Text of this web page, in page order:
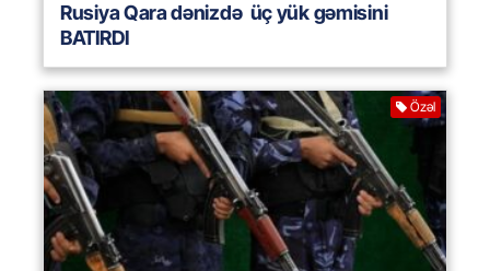
Rusiya Qara dənizdə üç yük gəmisini
BATIRDI
Özəl